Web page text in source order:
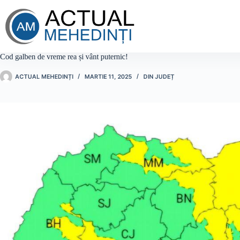
conținut
Cod galben de vreme rea și vânt puternic!
ACTUAL MEHEDINȚI MARTIE 11, 2025 DIN JUDEȚ